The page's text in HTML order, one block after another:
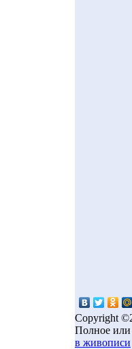
Copyright
Полное или
в живописи